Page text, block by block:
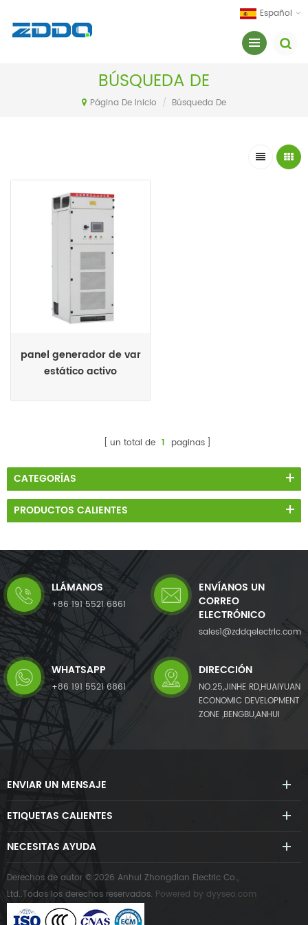
Español
BÚSQUEDA DE
Página De Inicio / Búsqueda De
panel generador de var
estático activo
un total de 1 paginas
CATEGORÍAS
PRODUCTOS CALIENTES
LLÁMANOS
+86 191 5521 6861
ENVÍANOS UN
CORREO
ELECTRÓNICO
sales1@zddqelectric.com
WHATSAPP
+86 191 5521 6861
DIRECCIÓN
NO.25,JINHE RD,HUAIYUAN
ECONOMIC DEVELOPMENT
ZONE ,BENGBU,ANHUI
ENVIAR UN MENSAJE
ETIQUETAS CALIENTES
NECESITAS AYUDA
Derechos de autor © 2026 Anhui Zhongdian Electric Co.,
Ltd..Todos los derechos reservados. Powered by dyyseo.com